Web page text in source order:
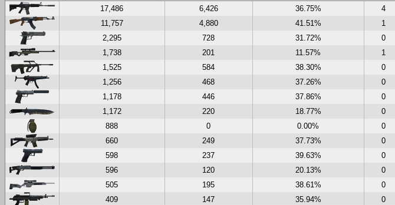
17,486
6,426 36.75% 4
11,757
4,880 41.51% 1
2,295
728 31.72% 0
1,738
201 11.57% 1
1,525
584 38.30% 0
1,256
468 37.26% 0
1,178
446 37.86% 0
1,172
220 18.77% 0
888
0 0.00% 0
660
249 37.73% 0
598
237 39.63% 0
596
120 20.13% 0
505
195 38.61% 0
409
147 35.94% 0